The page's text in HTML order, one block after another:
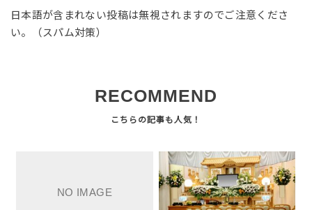
日本語が含まれない投稿は無視されますのでご注意くださ
い。（スパム対策）
RECOMMEND